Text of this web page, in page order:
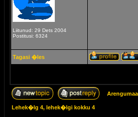
Liitunud: 29 Dets 2004
Postitusi: 6324
Tagasi �les
Lehek�lg 4, lehek�lgi kokku 4